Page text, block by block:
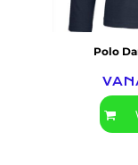
Polo